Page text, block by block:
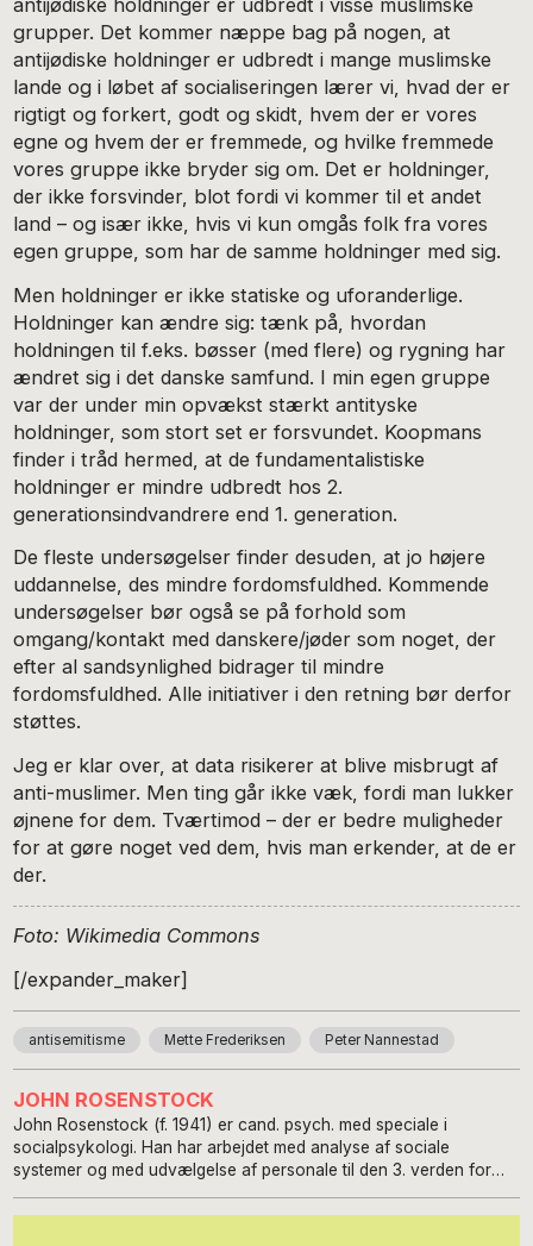
antijødiske holdninger er udbredt i visse muslimske
grupper. Det kommer næppe bag på nogen, at
antijødiske holdninger er udbredt i mange muslimske
lande og i løbet af socialiseringen lærer vi, hvad der er
rigtigt og forkert, godt og skidt, hvem der er vores
egne og hvem der er fremmede, og hvilke fremmede
vores gruppe ikke bryder sig om. Det er holdninger,
der ikke forsvinder, blot fordi vi kommer til et andet
land – og især ikke, hvis vi kun omgås folk fra vores
egen gruppe, som har de samme holdninger med sig.
Men holdninger er ikke statiske og uforanderlige.
Holdninger kan ændre sig: tænk på, hvordan
holdningen til f.eks. bøsser (med flere) og rygning har
ændret sig i det danske samfund. I min egen gruppe
var der under min opvækst stærkt antityske
holdninger, som stort set er forsvundet. Koopmans
finder i tråd hermed, at de fundamentalistiske
holdninger er mindre udbredt hos 2.
generationsindvandrere end 1. generation.
De fleste undersøgelser finder desuden, at jo højere
uddannelse, des mindre fordomsfuldhed. Kommende
undersøgelser bør også se på forhold som
omgang/kontakt med danskere/jøder som noget, der
efter al sandsynlighed bidrager til mindre
fordomsfuldhed. Alle initiativer i den retning bør derfor
støttes.
Jeg er klar over, at data risikerer at blive misbrugt af
anti-muslimer. Men ting går ikke væk, fordi man lukker
øjnene for dem. Tværtimod – der er bedre muligheder
for at gøre noget ved dem, hvis man erkender, at de er
der.
Foto: Wikimedia Commons
[/expander_maker]
antisemitisme Mette Frederiksen Peter Nannestad
JOHN ROSENSTOCK
John Rosenstock (f. 1941) er cand. psych. med speciale i
socialpsykologi. Han har arbejdet med analyse af sociale
systemer og med udvælgelse af personale til den 3. verden for
pensionering har han genoptaget sin gamle interesse for ekstreme